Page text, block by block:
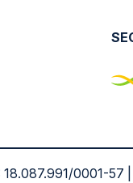
0001-57